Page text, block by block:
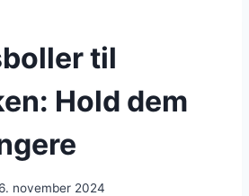
til
Hold dem
november 2024